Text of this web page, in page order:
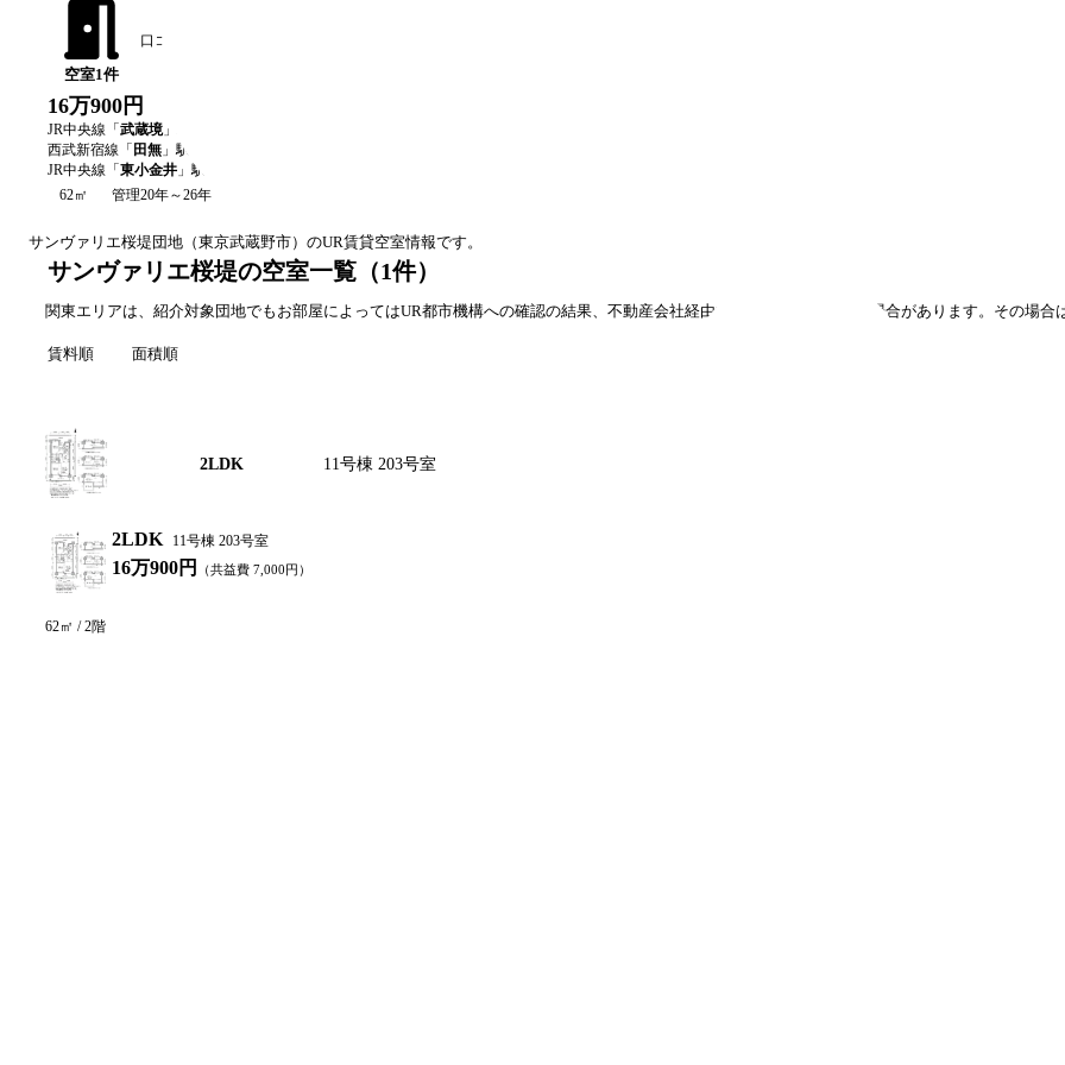
空室1件
口コミを書く
16万900円
JR中央線 「 武蔵境」駅 徒歩
西武新宿線 「 田無 」駅 徒歩
JR中央線 「 東小金井 」駅 徒歩
62㎡
管理20年～26年
サンヴァリエ桜堤 団地（東京武蔵野市）のUR賃貸空室情報です。
サンヴァリエ桜堤の空室一覧 （1件）
関東エリアは、紹介対象団地でもお部屋によってはUR都市機構への確認の結果、不動産会社経由での仮申込み対象外の場合があります。その場合
賃料順 面積順
2LDK 11号棟 203号室
2LDK 11号棟 203号室
16万900円 （共益費 7,000 円）
62㎡ /2階